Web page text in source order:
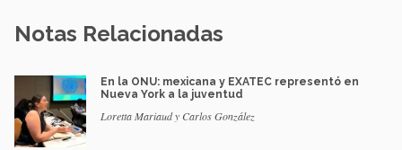
Notas Relacionadas
En la ONU: mexicana y EXATEC representó en
Nueva York a la juventud
Loretta Mariaud y Carlos González